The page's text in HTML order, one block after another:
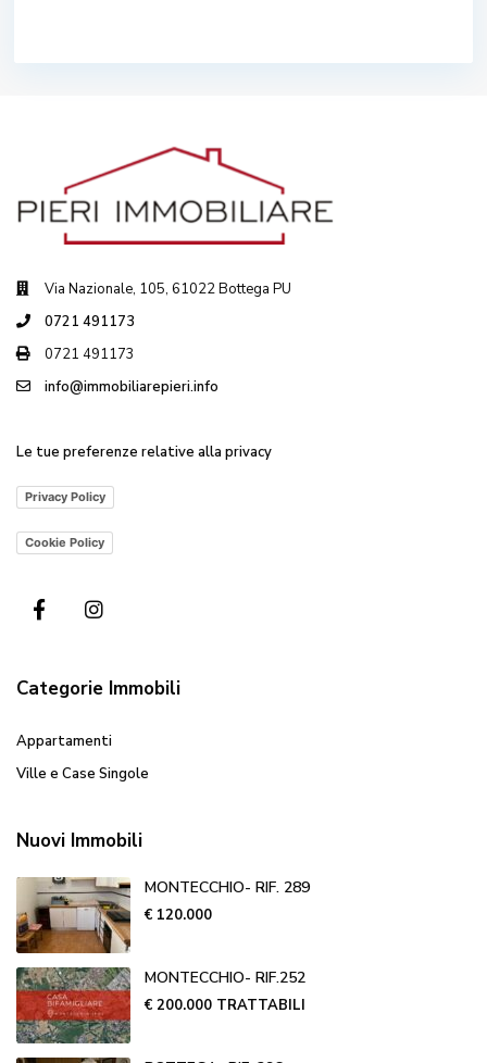
Via Nazionale, 105, 61022 Bottega PU
0721 491173
0721 491173
info@immobiliarepieri.info
Le tue preferenze relative alla privacy
Privacy Policy
Cookie Policy
Categorie Immobili
Appartamenti
Ville e Case Singole
Nuovi Immobili
MONTECCHIO- RIF. 289
€ 120.000
MONTECCHIO- RIF.252
€ 200.000 TRATTABILI